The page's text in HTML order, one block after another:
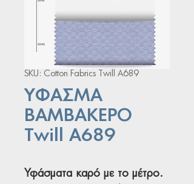
SKU: Cotton Fabrics Twill A689
ΥΦΑΣΜΑ
ΒΑΜΒΑΚΕΡΟ
Twill A689
Υφάσματα καρό με το μέτρο.